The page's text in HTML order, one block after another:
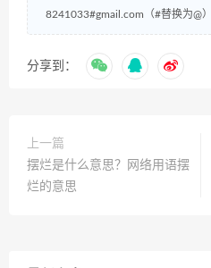
8241033#gmail.com（#替换为@）
分享到：
上一篇
摆烂是什么意思？网络用语摆
烂的意思